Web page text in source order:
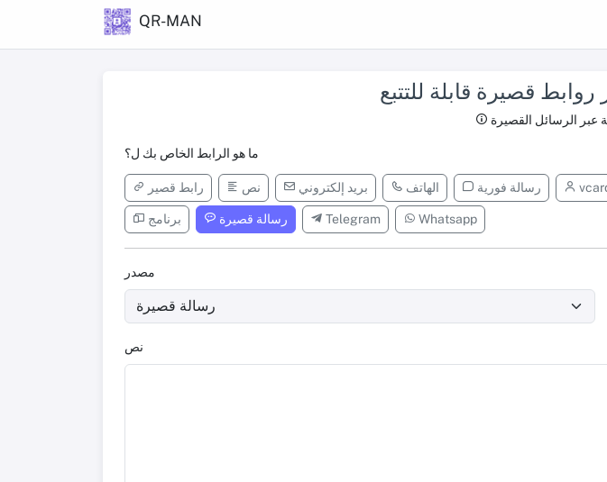
QR-MAN
قصيرة قابلة للتتبع
الرسائل القصيرة
ما هو الرابط الخاص بك ل؟
رابط قصير نص بريد إلكتروني الهاتف رسالة فورية
برنامج رسالة قصيرة Telegram Whatsapp
مصدر
نص